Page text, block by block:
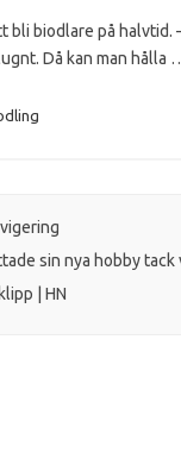
bli biodlare på
Då kan man hålla
sin nya hobby tack
| HN